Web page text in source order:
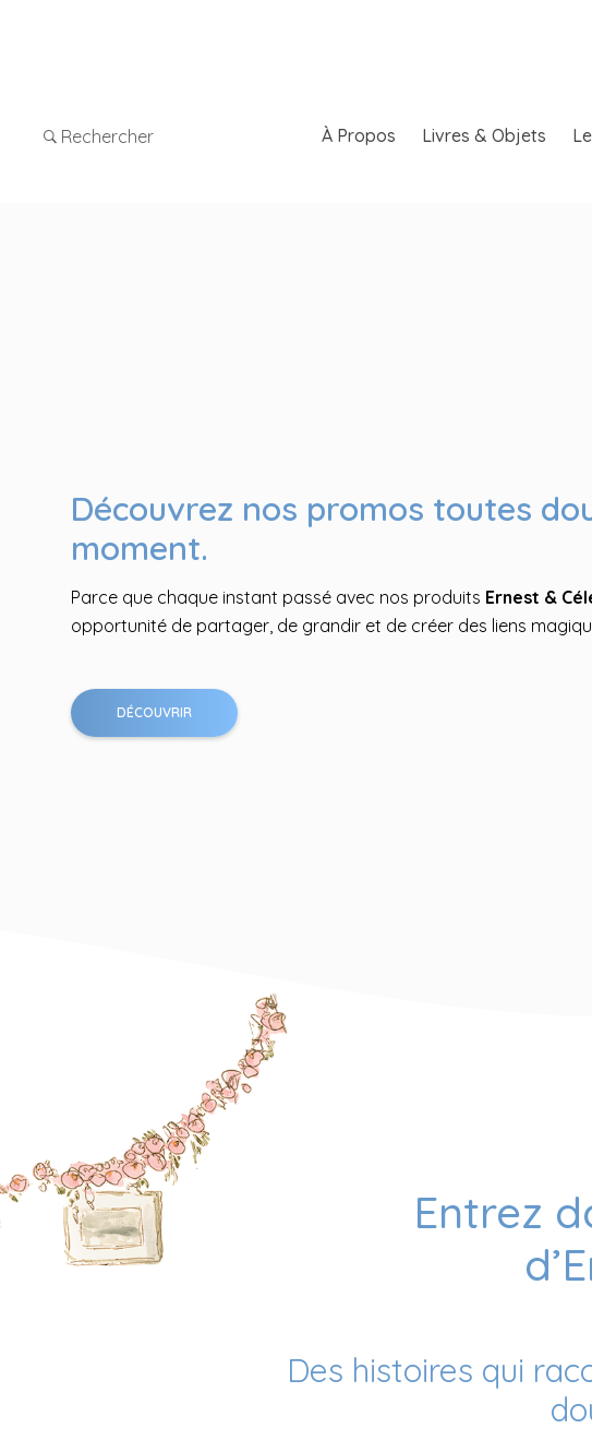
Rechercher À Propos Livres & Objets
Lancement du Lab Ernest &
Un projet pédagogique vivant pour ancrer les valeurs d'Ernest et
(empathie, inclusion, art de la joie, écologie, ...) au quotidien, en
l’école.
DÉCOUVRIR
Découvrez nos promos toutes
moment.
Parce que chaque instant passé avec nos produits Ernest &
opportunité de partager, de grandir et de créer des liens
DÉCOUVRIR
L'album la naissance
dans les malles aux trésors deGabrielle Vincent!
DÉCOUVRIR
Entrez
Des histoires qui